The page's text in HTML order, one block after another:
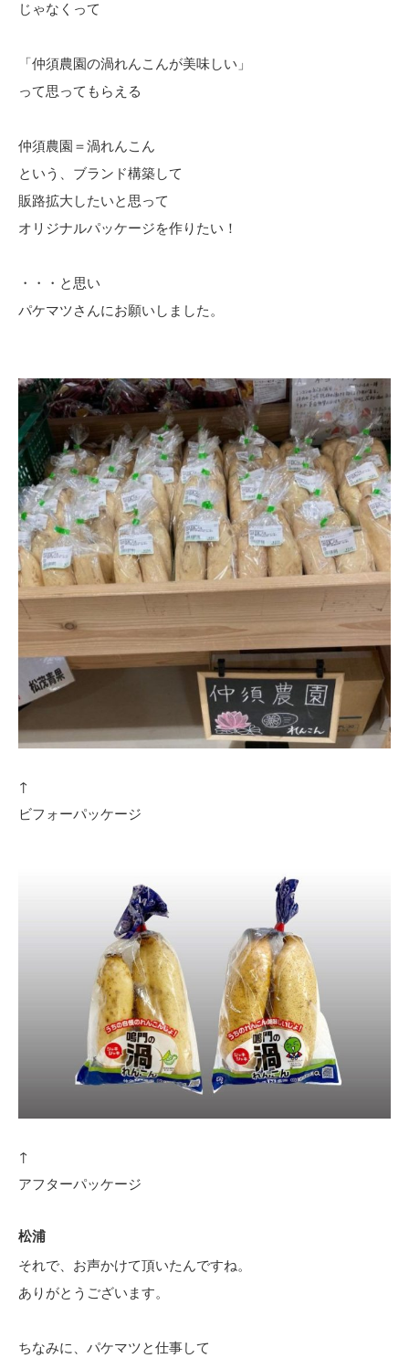
じゃなくって
「仲須農園の渦れんこんが美味しい」
って思ってもらえる
仲須農園＝渦れんこん
という、ブランド構築して
販路拡大したいと思って
オリジナルパッケージを作りたい！
・・・と思い
パケマツさんにお願いしました。
↑
ビフォーパッケージ
↑
アフターパッケージ
松浦
それで、お声かけて頂いたんですね。
ありがとうございます。
ちなみに、パケマツと仕事して